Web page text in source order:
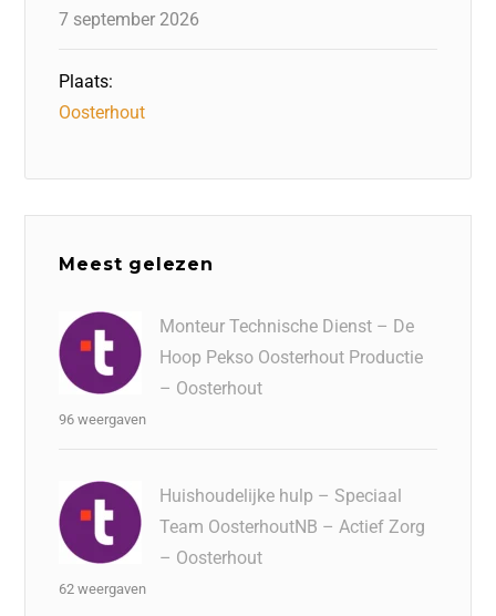
7 september 2026
Plaats:
Oosterhout
Meest gelezen
Monteur Technische Dienst – De
Hoop Pekso Oosterhout Productie
– Oosterhout
96 weergaven
Huishoudelijke hulp – Speciaal
Team OosterhoutNB – Actief Zorg
– Oosterhout
62 weergaven